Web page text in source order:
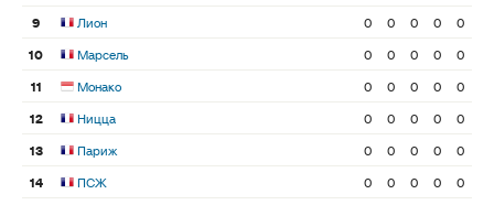
9
Лион 0 0 0 0
0
10
Марсель 0 0 0 0
0
11
Монако 0 0 0 0
0
12
Ницца 0 0 0 0
0
13
Париж 0 0 0 0
0
14
ПСЖ 0 0 0 0
0